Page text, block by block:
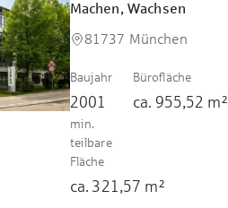
Machen, Wachsen
81737 München
Baujahr
2001
Bürofläche
ca. 955,52 m²
min.
teilbare
Fläche
ca. 321,57 m²